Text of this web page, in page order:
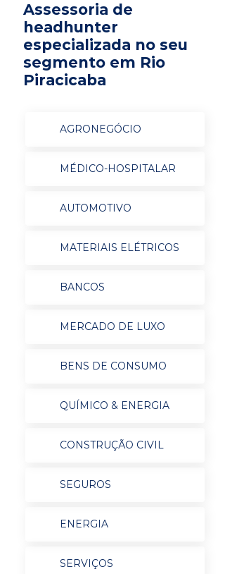
Assessoria de
headhunter
especializada no seu
segmento em Rio
Piracicaba
AGRONEGÓCIO
MÉDICO-HOSPITALAR
AUTOMOTIVO
MATERIAIS ELÉTRICOS
BANCOS
MERCADO DE LUXO
BENS DE CONSUMO
QUÍMICO & ENERGIA
CONSTRUÇÃO CIVIL
SEGUROS
ENERGIA
SERVIÇOS